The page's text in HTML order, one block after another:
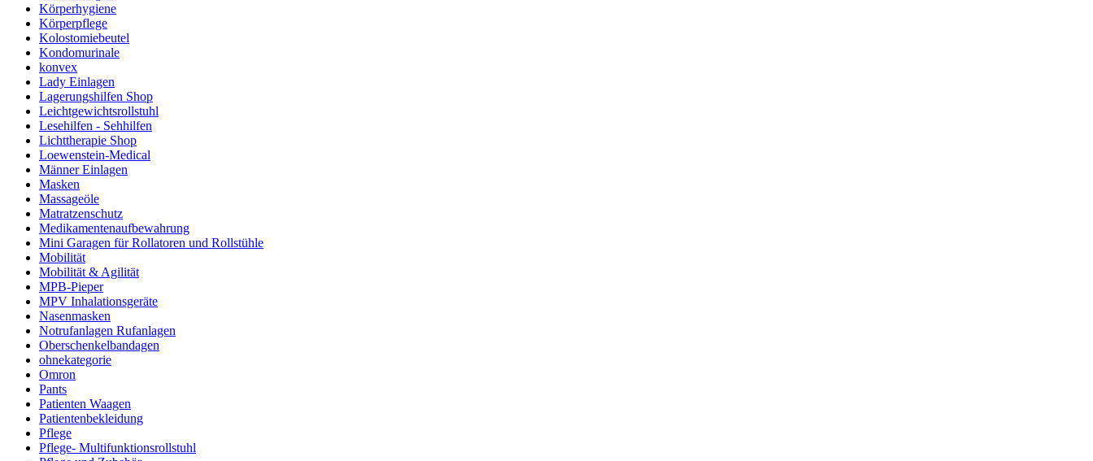
Körperhygiene
Körperpflege
Kolostomiebeutel
Kondomurinale
konvex
Lady Einlagen
Lagerungshilfen Shop
Leichtgewichtsrollstuhl
Lesehilfen - Sehhilfen
Lichttherapie Shop
Loewenstein-Medical
Männer Einlagen
Masken
Massageöle
Matratzenschutz
Medikamentenaufbewahrung
Mini Garagen für Rollatoren und Rollstühle
Mobilität
Mobilität & Agilität
MPB-Pieper
MPV Inhalationsgeräte
Nasenmasken
Notrufanlagen Rufanlagen
Oberschenkelbandagen
ohnekategorie
Omron
Pants
Patienten Waagen
Patientenbekleidung
Pflege
Pflege- Multifunktionsrollstuhl